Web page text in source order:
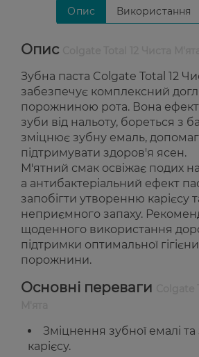
Опис Використання
Опис
Зубна паста Colgate Total 12
забезпечує комплексний
порожниною рота. Вона
зуби від нальоту, бореться з
зміцнює зубну емаль,
підтримувати здоров'я ясен.
М'ятний смак освіжає подих
а антибактеріальний ефект
запобігти утворенню карієсу
неприємного запаху.
щоденного використання
підтримки оптимальної
порожнини.
Основні переваги
Зміцнення зубної емалі та
карієсу.